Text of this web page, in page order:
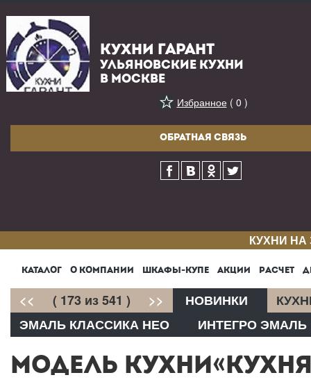
КУХНИ ГАРАНТ
УЛЬЯНОВСКИЕ КУХНИ
В МОСКВЕ
Избранное( 0 )
ОБРАТНАЯ СВЯЗЬ
КУХНИ
КАТАЛОГ О КОМПАНИИ ШКАФЫ-КУПЕ АКЦИИ РАСЧЕТ
<< ( 173 из 541 ) >> НОВИНКИ
ЭМАЛЬ КЛАССИКА НЕО
ИНТЕГРО ЭМАЛЬ
МОДЕЛЬ КУХНИ«КУХНЯ